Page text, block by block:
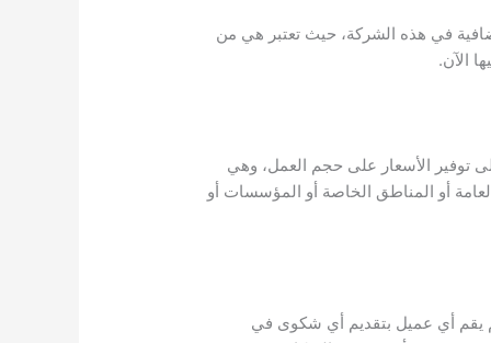
في هذه الشركة، حيث تعتبر هي من
الآن.
توفير الأسعار على حجم العمل، وهي
أو المناطق الخاصة أو المؤسسات أو
يقم أي عميل بتقديم أي شكوى في